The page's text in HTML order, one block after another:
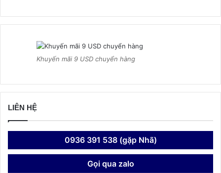
Khuyến mãi 9 USD chuyển hàng
LIÊN HỆ
0936 391 538 (gặp Nhã)
Gọi qua zalo